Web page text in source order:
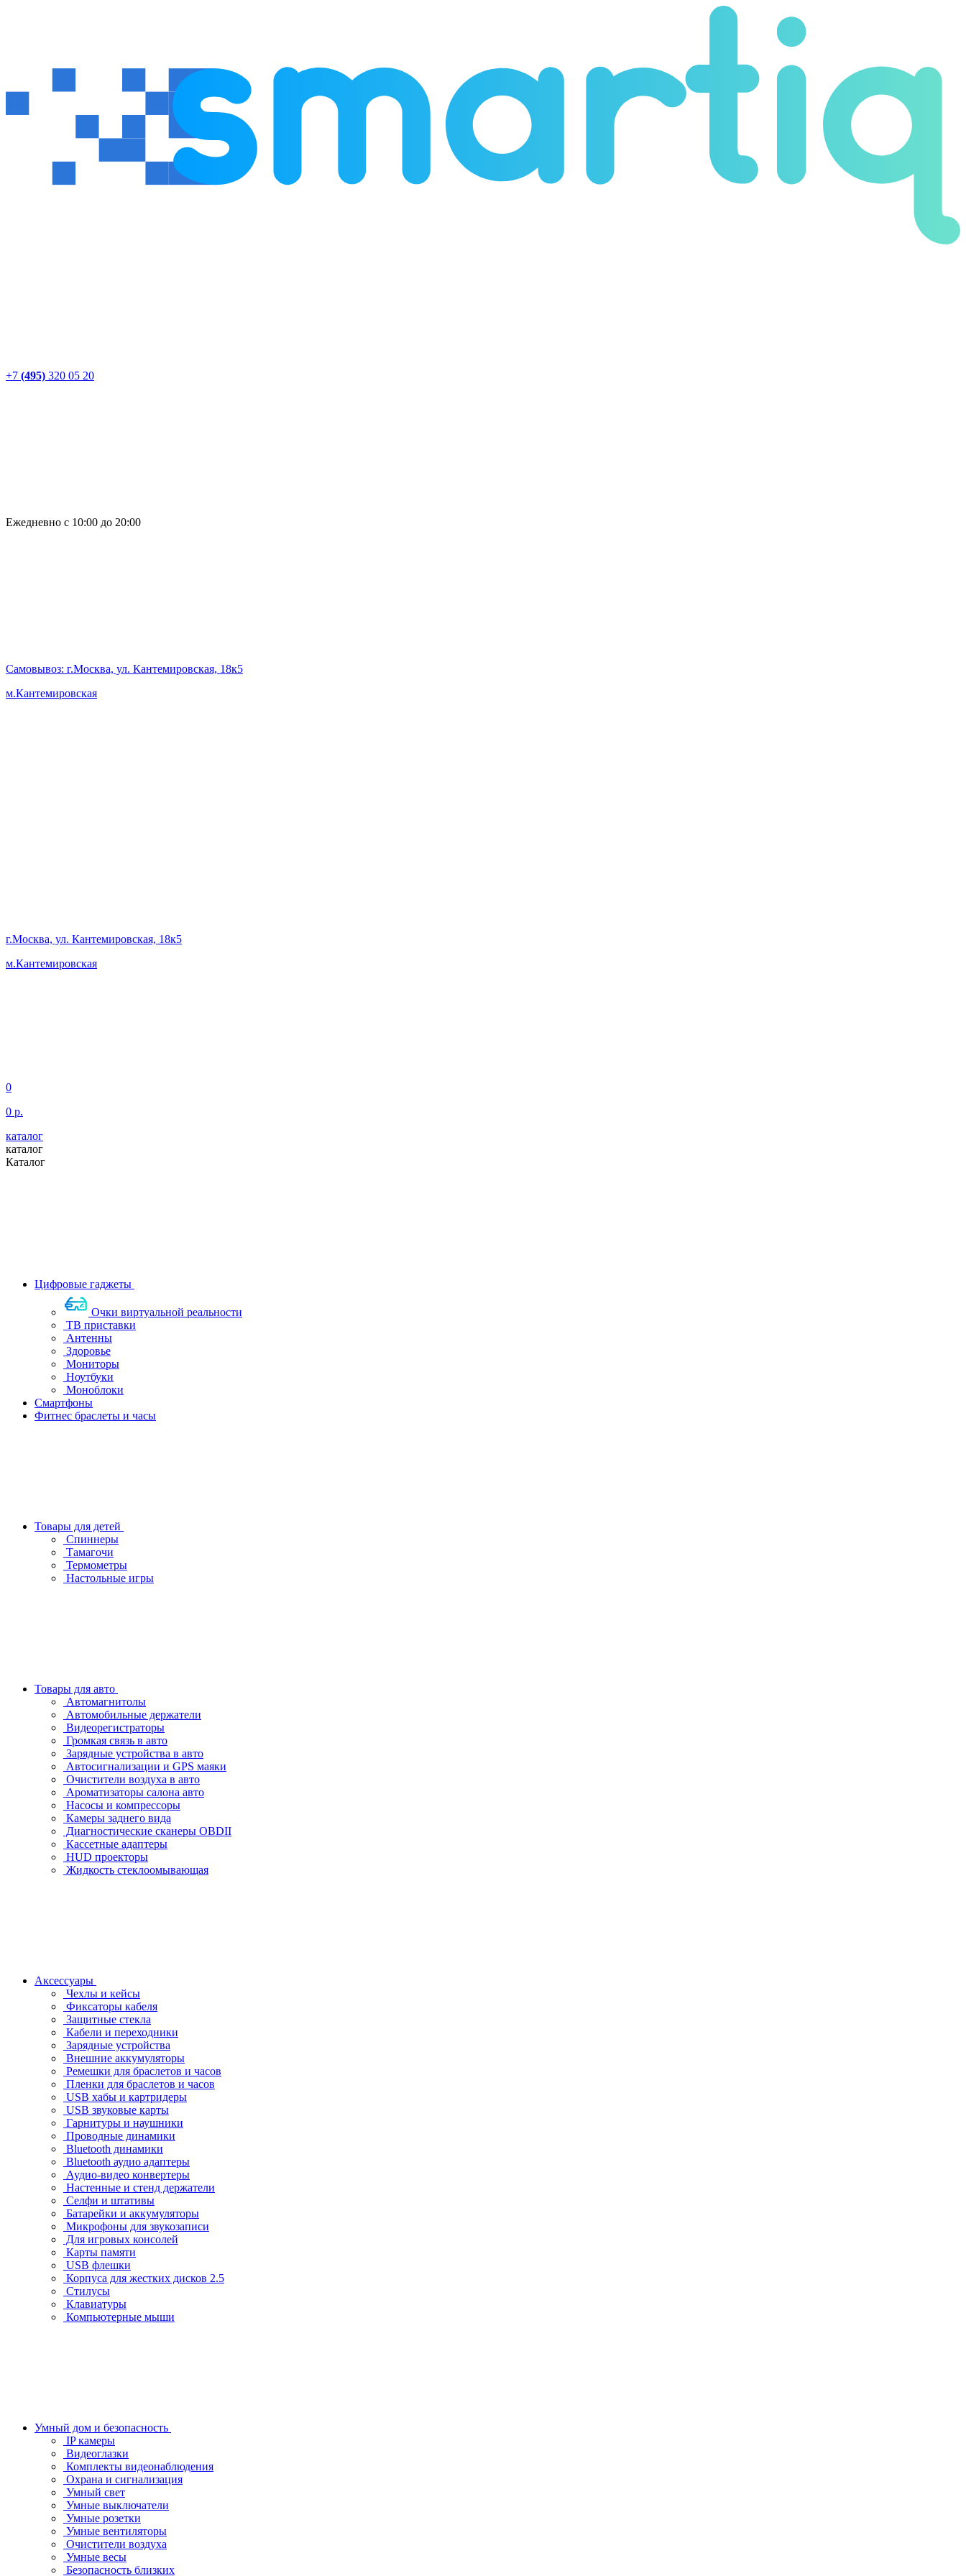
+7 (495) 320 05 20
Ежедневно с 10:00 до 20:00
Самовывоз: г.Москва, ул. Кантемировская, 18к5
м.Кантемировская
г.Москва, ул. Кантемировская, 18к5
м.Кантемировская
0
0 р.
каталог
каталог
Каталог
Цифровые гаджеты
Очки виртуальной реальности
ТВ приставки
Антенны
Здоровье
Мониторы
Ноутбуки
Моноблоки
Смартфоны
Фитнес браслеты и часы
Товары для детей
Спиннеры
Тамагочи
Термометры
Настольные игры
Товары для авто
Автомагнитолы
Автомобильные держатели
Видеорегистраторы
Громкая связь в авто
Зарядные устройства в авто
Автосигнализации и GPS маяки
Очистители воздуха в авто
Ароматизаторы салона авто
Насосы и компрессоры
Камеры заднего вида
Диагностические сканеры OBDII
Кассетные адаптеры
HUD проекторы
Жидкость стеклоомывающая
Аксессуары
Чехлы и кейсы
Фиксаторы кабеля
Защитные стекла
Кабели и переходники
Зарядные устройства
Внешние аккумуляторы
Ремешки для браслетов и часов
Пленки для браслетов и часов
USB хабы и картридеры
USB звуковые карты
Гарнитуры и наушники
Проводные динамики
Bluetooth динамики
Bluetooth аудио адаптеры
Аудио-видео конвертеры
Настенные и стенд держатели
Селфи и штативы
Батарейки и аккумуляторы
Микрофоны для звукозаписи
Для игровых консолей
Карты памяти
USB флешки
Корпуса для жестких дисков 2.5
Стилусы
Клавиатуры
Компьютерные мыши
Умный дом и безопасность
IP камеры
Видеоглазки
Комплекты видеонаблюдения
Охрана и сигнализация
Умный свет
Умные выключатели
Умные розетки
Умные вентиляторы
Очистители воздуха
Умные весы
Безопасность близких